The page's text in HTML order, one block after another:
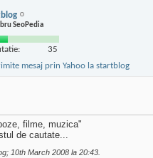
SeoPedia
35
filme, muzica"
de cautate...
10th March 2008 la 20:43